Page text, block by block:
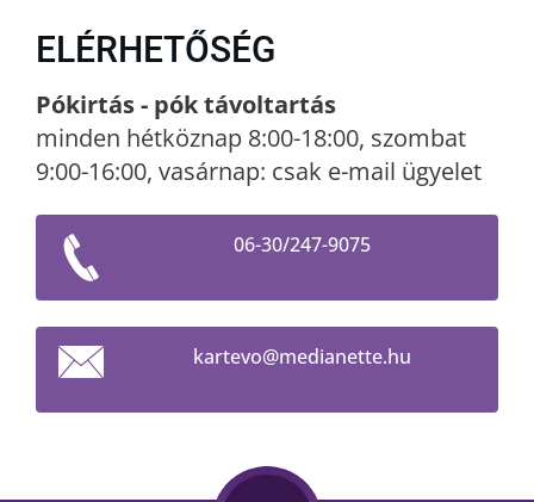
ELÉRHETŐSÉG
Pókirtás - pók távoltartás
minden hétköznap 8:00-18:00, szombat
9:00-16:00, vasárnap: csak e-mail ügyelet
06-30/247-9075
kartevo@medianette.hu